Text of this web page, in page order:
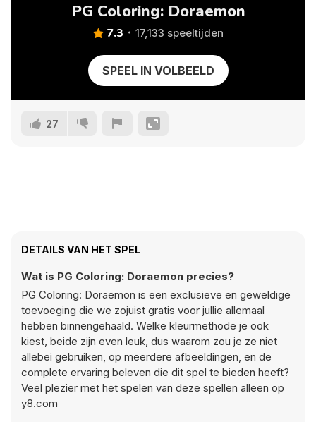
PG Coloring: Doraemon
7.3 17,133 speeltijden
SPEEL IN VOLBEELD
27
DETAILS VAN HET SPEL
Wat is PG Coloring: Doraemon precies?
PG Coloring: Doraemon is een exclusieve en geweldige
toevoeging die we zojuist gratis voor jullie allemaal
hebben binnengehaald. Welke kleurmethode je ook
kiest, beide zijn even leuk, dus waarom zou je ze niet
allebei gebruiken, op meerdere afbeeldingen, en de
complete ervaring beleven die dit spel te bieden heeft?
Veel plezier met het spelen van deze spellen alleen op
y8.com